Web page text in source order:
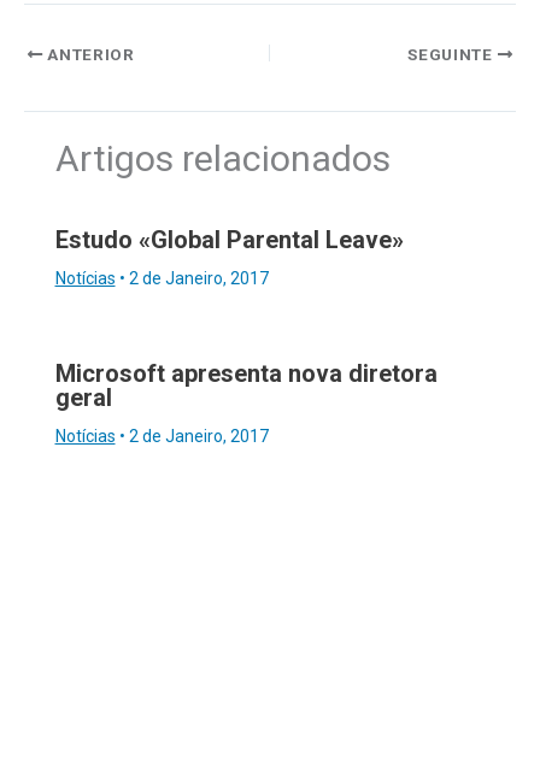
ANTERIOR SEGUINTE
Artigos relacionados
Estudo «Global Parental Leave»
Notícias • 2 de Janeiro, 2017
Microsoft apresenta nova diretora
geral
Notícias • 2 de Janeiro, 2017